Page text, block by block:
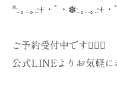
*:.｡..｡.:+・ﾟ・✽:.｡..｡.:+・
ご予約受付中です💁🏻‍♀️
公式LINEよりお気軽に